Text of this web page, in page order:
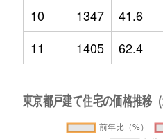
10
1347 41.6
11
1405 62.4